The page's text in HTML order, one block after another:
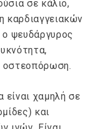
σε κάλιο,
καρδιαγγειακών
ψευδάργυρος
οστεοπόρωση.
είναι χαμηλή σε
και